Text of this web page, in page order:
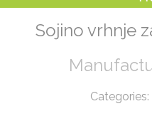
Sojino vrhnje